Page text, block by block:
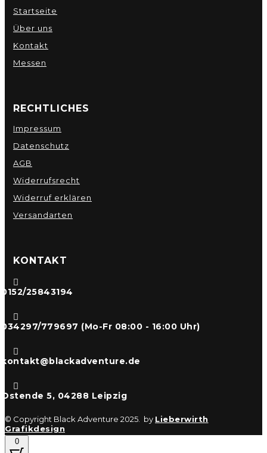
Startseite
Über uns
Kontakt
Messen
RECHTLICHES
Impressum
Datenschutz
AGB
Widerrufsrecht
Widerruf erklären
Versandarten
KONTAKT

0152/25843194

034297/779697 (Mo-Fr 08:00 - 16:00 Uhr)

kontakt@blackadventure.de

Ostende 5, 04288 Leipzig
© Copyright Black Adventure 2025. by Lieberwirth
Grafikdesign
0